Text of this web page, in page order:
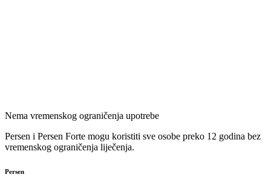
Nema vremenskog ograničenja upotrebe
Persen i Persen Forte mogu koristiti sve osobe preko 12 godina bez
vremenskog ograničenja liječenja.
Persen